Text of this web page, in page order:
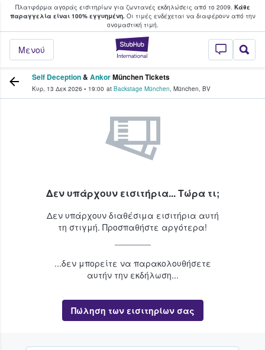
Πλατφόρμα αγοράς εισιτηρίων για ζωντανές εκδηλώσεις από το 2009. Κάθε
παραγγελία είναι 100% εγγυημένη.Οι τιμές ενδέχεται να διαφέρουν από την
oνομαστική τιμή.
StubHub - Όπου
Μενού
φαν αγοράζουν και πουλούν
Self Deception& AnkorMünchen Tickets
Κυρ, 13 Δεκ 2026 • 19:00 at Backstage München, München, BV
Δεν υπάρχουν εισιτήρια... Τώρα τι;
Δεν υπάρχουν διαθέσιμα εισιτήρια αυτή
τη στιγμή. Προσπαθήστε αργότερα!
...δεν μπορείτε να παρακολουθήσετε
αυτήν την εκδήλωση...
Πώληση των εισιτηρίων σας